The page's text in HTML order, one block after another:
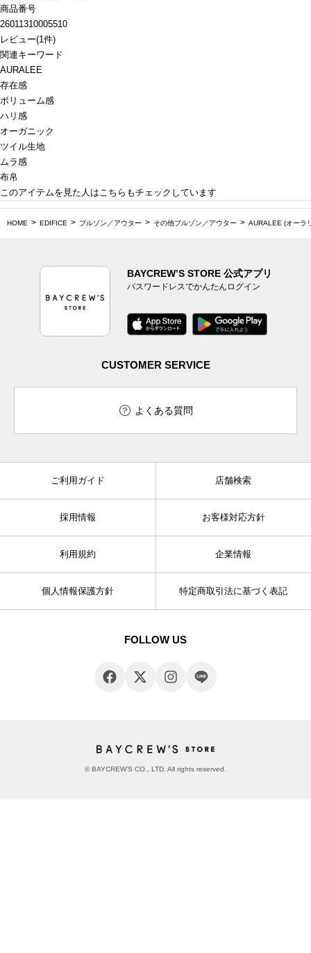
商品番号
26011310005510
レビュー(1件)
関連キーワード
AURALEE
存在感
ボリューム感
ハリ感
オーガニック
ツイル生地
ムラ感
布帛
このアイテムを見た人はこちらもチェックしています
HOME EDIFICE ブルゾン／アウター その他ブルゾン／アウター AURALEE (オーラ
BAYCREW’S STORE 公式アプリ
パスワードレスでかんたんログイン
CUSTOMER SERVICE
よくある質問
ご利用ガイド 店舗検索
採用情報 お客様対応方針
利用規約 企業情報
個人情報保護方針 特定商取引法に基づく表記
FOLLOW US
© BAYCREW’S CO., LTD. All rights reserved.